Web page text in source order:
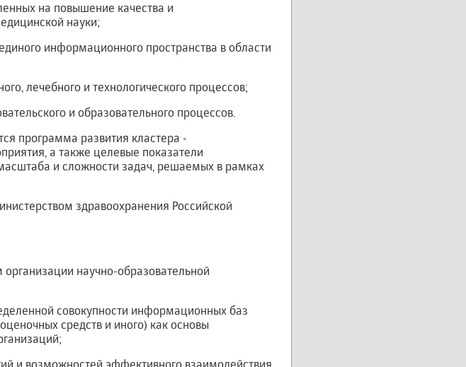
на повышение качества и
науки;
информационного пространства в области
лечебного и технологического процессов;
и образовательного процессов.
программа развития кластера -
а также целевые показатели
и сложности задач, решаемых в рамках
здравоохранения Российской
научно-образовательной
совокупности информационных баз
средств и иного) как основы
и возможностей эффективного взаимодействия